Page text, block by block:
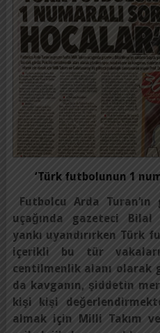
‘Türk futbolunun 1
Futbolcu Arda
uçağında gazeteci Bilal
yankı uyandırırken Türk
içerikli bu tür
centilmenlik alanı olarak
da kavganın, şiddetin
kişi kişi
almak için Milli Takım